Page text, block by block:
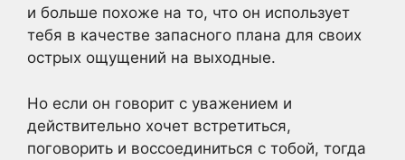
и больше похоже на то, что он использует
тебя в качестве запасного плана для своих
острых ощущений на выходные.
Но если он говорит с уважением и
действительно хочет встретиться,
поговорить и воссоединиться с тобой, тогда